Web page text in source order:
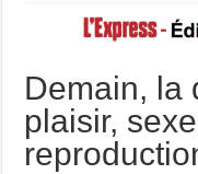
Demain, la
plaisir,